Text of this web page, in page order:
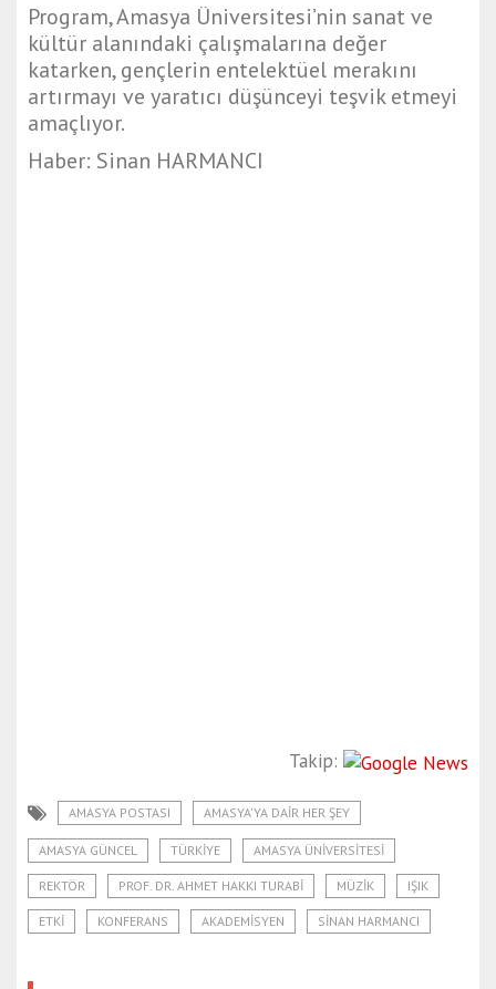
Program, Amasya Üniversitesi’nin sanat ve
kültür alanındaki çalışmalarına değer
katarken, gençlerin entelektüel merakını
artırmayı ve yaratıcı düşünceyi teşvik etmeyi
amaçlıyor.
Haber: Sinan HARMANCI
Takip:
AMASYA POSTASI AMASYA'YA DAIR HER ŞEY
AMASYA GÜNCEL TÜRKIYE AMASYA ÜNIVERSITESI
REKTÖR PROF. DR. AHMET HAKKI TURABI MÜZIK IŞIK
ETKI KONFERANS AKADEMISYEN SINAN HARMANCI